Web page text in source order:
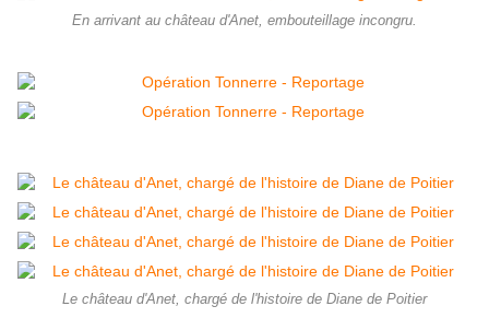
En arrivant au château d'Anet, embouteillage incongru.
Le château d'Anet, chargé de l'histoire de Diane de Poitier